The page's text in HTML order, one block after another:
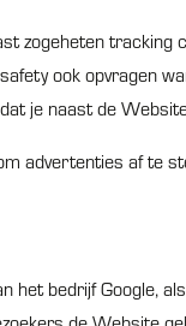
tracking
ook opvragen
je naast de
advertenties af te
het bedrijf Google,